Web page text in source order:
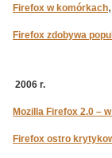
Firefox w komórkach
Firefox zdobywa
2006 r.
Mozilla Firefox 2.0 –
Firefox ostro